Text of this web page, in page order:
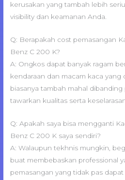
kerusakan yang tambah lebih
visibility dan keamanan Anda.
Q: Berapakah cost pemasangan
Benz C 200 K?
A: Ongkos dapat banyak ragam
kendaraan dan macam kaca yang
biasanya tambah mahal
tawarkan kualitas serta
Q: Apakah saya bisa mengganti
Benz C 200 K saya sendiri?
A: Walaupun tekhnis mungkin,
buat membebaskan professional
pemasangan yang tidak pas